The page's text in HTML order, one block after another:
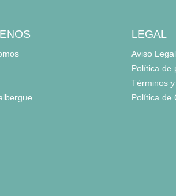
LEGAL
Aviso Legal
Política de
Términos
Política de